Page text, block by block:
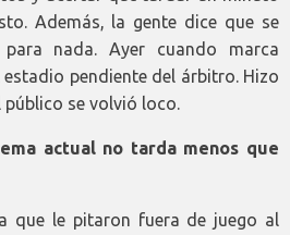
Además, la gente dice que se
nada. Ayer cuando marca
pendiente del árbitro. Hizo
público se volvió loco.
actual no tarda menos que
que le pitaron fuera de juego al